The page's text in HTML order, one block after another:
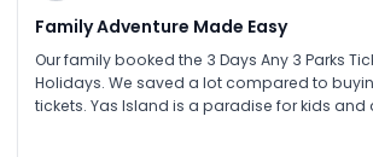
Family Adventure Made Easy
Our family booked the 3 Days Any 3 Parks
Holidays. We saved a lot compared to
tickets. Yas Island is a paradise for kids and